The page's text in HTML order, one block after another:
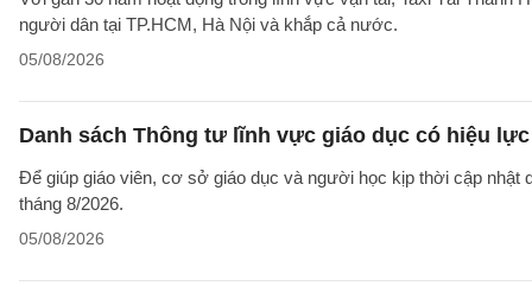
người dân tại TP.HCM, Hà Nội và khắp cả nước.
05/08/2026
Danh sách Thông tư lĩnh vực giáo dục có hiệu
Để giúp giáo viên, cơ sở giáo dục và người học kịp thời cập
tháng 8/2026.
05/08/2026